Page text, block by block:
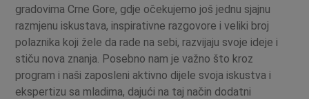
gradovima Crne Gore, gdje očekujemo još jednu sjajnu
razmjenu iskustava, inspirativne razgovore i veliki broj
polaznika koji žele da rade na sebi, razvijaju svoje ideje i
stiču nova znanja. Posebno nam je važno što kroz
program i naši zaposleni aktivno dijele svoja iskustva i
ekspertizu sa mladima, dajući na taj način dodatni